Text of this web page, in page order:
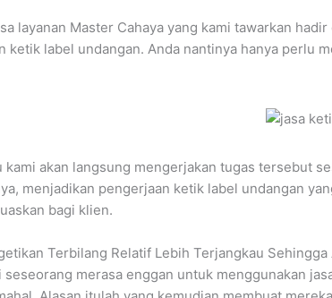
layanan Master Cahaya yang kami tawarkan
ketik label undangan. Anda nantinya hanya perlu
kami akan langsung mengerjakan tugas tersebut
menjadikan pengerjaan ketik label undangan
bagi klien.
Terbilang Relatif Lebih Terjangkau
seseorang merasa enggan untuk menggunakan